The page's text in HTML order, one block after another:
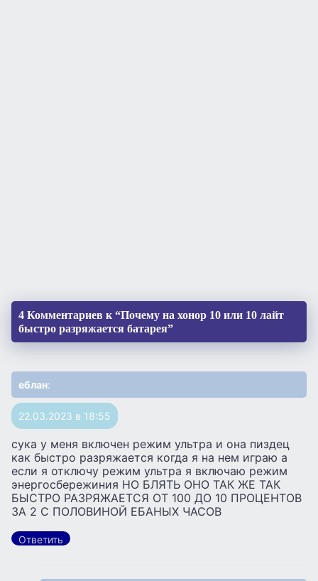
4 Комментариев к “Почему на хонор 10 или 10 лайт
быстро разряжается батарея”
еблан:
22.03.2023 в 18:55
сука у меня включен режим ультра и она пиздец
как быстро разряжается когда я на нем играю а
если я отключу режим ультра я включаю режим
энергосбережиния НО БЛЯТЬ ОНО ТАК ЖЕ ТАК
БЫСТРО РАЗРЯЖАЕТСЯ ОТ 100 ДО 10 ПРОЦЕНТОВ
ЗА 2 С ПОЛОВИНОЙ ЕБАНЫХ ЧАСОВ
Ответить